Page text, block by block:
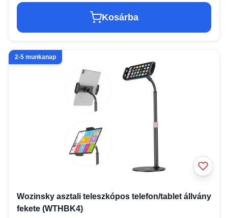
Kosárba
2-5 munkanap
Wozinsky asztali teleszkópos telefon/tablet állvány
fekete (WTHBK4)